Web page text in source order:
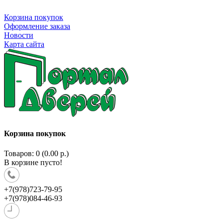
Корзина покупок
Оформление заказа
Новости
Карта сайта
Корзина покупок
Товаров: 0 (0.00 р.)
В корзине пусто!
+7(978)723-79-95
+7(978)084-46-93